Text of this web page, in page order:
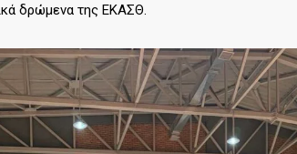
δρώμενα της ΕΚΑΣΘ.